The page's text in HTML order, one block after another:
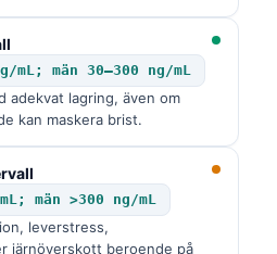
mL; män 30–300 ng/mL
adekvat lagring, även om
kan maskera brist.
män >300 ng/mL
leverstress,
järnöverskott beroende på